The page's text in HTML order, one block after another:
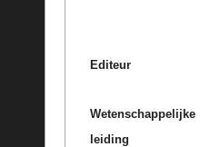
Editeur
Wetenschappelijke
leiding